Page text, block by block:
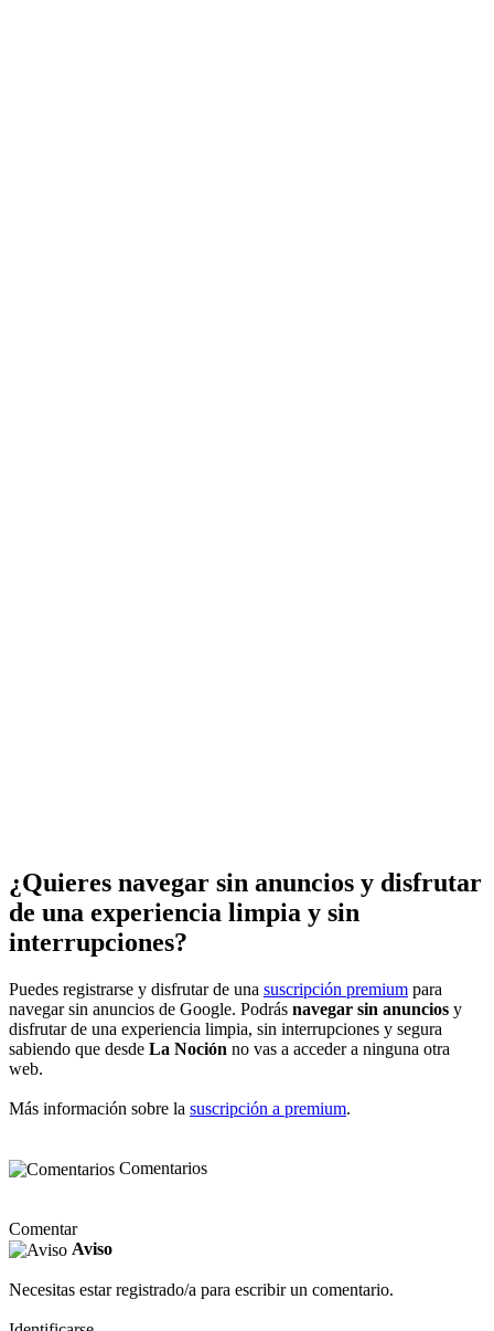
¿Quieres navegar sin anuncios y disfrutar
de una experiencia limpia y sin
interrupciones?
Puedes registrarse y disfrutar de una suscripción premium para
navegar sin anuncios de Google. Podrás navegar sin anuncios y
disfrutar de una experiencia limpia, sin interrupciones y segura
sabiendo que desde La Noción no vas a acceder a ninguna otra
web.
Más información sobre la suscripción a premium.
Comentarios
Comentar
Aviso
Necesitas estar registrado/a para escribir un comentario.